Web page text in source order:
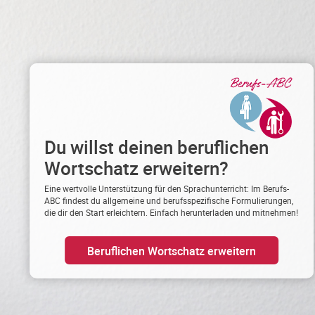
Du willst deinen beruflichen
Wortschatz erweitern?
Eine wertvolle Unterstützung für den Sprachunterricht: Im Berufs-
ABC findest du allgemeine und berufsspezifische Formulierungen,
die dir den Start erleichtern. Einfach herunterladen und mitnehmen!
Beruflichen Wortschatz erweitern